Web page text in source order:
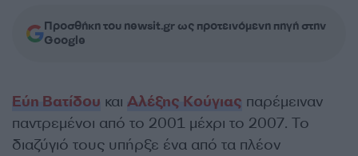
Προσθήκη του newsit.gr ως προτεινόμενη πηγή στην
Google
Εύη Βατίδου και Αλέξης Κούγιας παρέμειναν
παντρεμένοι από το 2001 μέχρι το 2007. Το
διαζύγιό τους υπήρξε ένα από τα πλέον